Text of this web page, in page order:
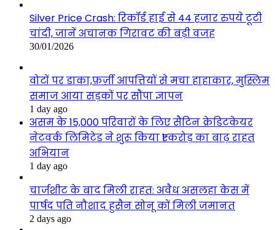
Silver Price Crash: रिकॉर्ड हाई से 44 हजार रुपये टूटी
चांदी, जानें अचानक गिरावट की बड़ी वजह
30/01/2026
वोटों पर डाका,फ़र्ज़ी आपत्तियों से मचा हाहाकार, मुस्लिम
समाज आया सड़कों पर सौंपा ज्ञापन
1 day ago
असम के 15,000 परिवारों के लिए सैटिन क्रेडिटकेयर
नेटवर्क लिमिटेड ने शुरू किया ₹1 करोड़ का बाढ़ राहत
अभियान
1 day ago
चार्जशीट के बाद मिली राहत: अवैध असलहा केस में
पार्षद पति नौशाद हुसैन सोनू कों मिली जमानत
2 days ago